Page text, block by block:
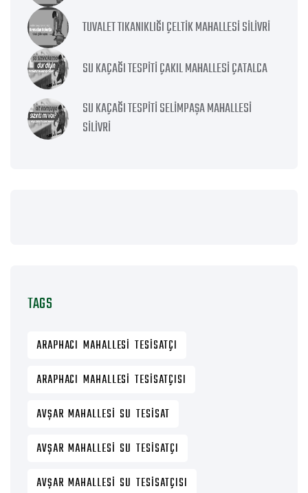
TUVALET TIKANIKLIĞI ÇELTIK MAHALLESI SILIVRI
SU KAÇAĞI TESPITI ÇAKIL MAHALLESI ÇATALCA
SU KAÇAĞI TESPITI SELIMPAŞA MAHALLESI
SILIVRI
TAGS
ARAPHACI MAHALLESI TESISATÇI
ARAPHACI MAHALLESI TESISATÇISI
AVŞAR MAHALLESI SU TESISAT
AVŞAR MAHALLESI SU TESISATÇI
AVŞAR MAHALLESI SU TESISATÇISI